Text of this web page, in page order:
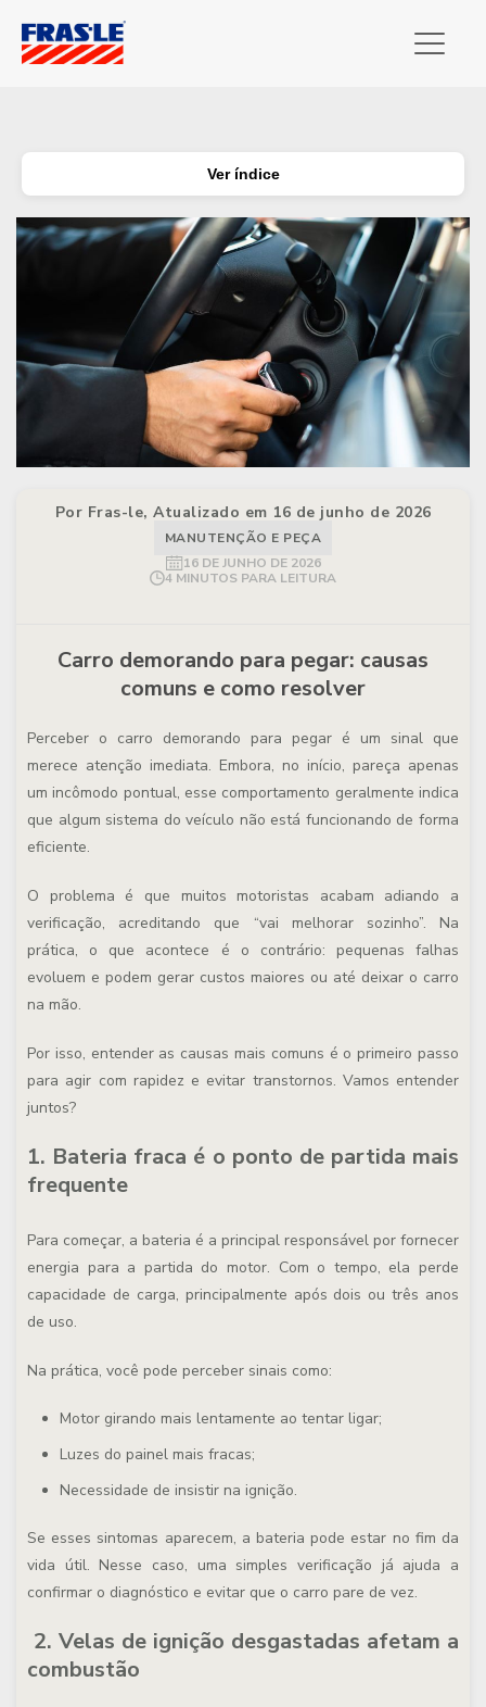
Ver índice
Por Fras-le, Atualizado em 16 de junho de 2026
MANUTENÇÃO E PEÇA
16 DE JUNHO DE 2026
4 MINUTOS PARA LEITURA
Carro demorando para pegar: causas
comuns e como resolver
Perceber o carro demorando para pegar é um sinal que
merece atenção imediata. Embora, no início, pareça apenas
um incômodo pontual, esse comportamento geralmente indica
que algum sistema do veículo não está funcionando de forma
eficiente.
O problema é que muitos motoristas acabam adiando a
verificação, acreditando que “vai melhorar sozinho”. Na
prática, o que acontece é o contrário: pequenas falhas
evoluem e podem gerar custos maiores ou até deixar o carro
na mão.
Por isso, entender as causas mais comuns é o primeiro passo
para agir com rapidez e evitar transtornos. Vamos entender
juntos?
1. Bateria fraca é o ponto de partida mais
frequente
Para começar, a bateria é a principal responsável por fornecer
energia para a partida do motor. Com o tempo, ela perde
capacidade de carga, principalmente após dois ou três anos
de uso.
Na prática, você pode perceber sinais como:
Motor girando mais lentamente ao tentar ligar;
Luzes do painel mais fracas;
Necessidade de insistir na ignição.
Se esses sintomas aparecem, a bateria pode estar no fim da
vida útil. Nesse caso, uma simples verificação já ajuda a
confirmar o diagnóstico e evitar que o carro pare de vez.
2. Velas de ignição desgastadas afetam a
combustão